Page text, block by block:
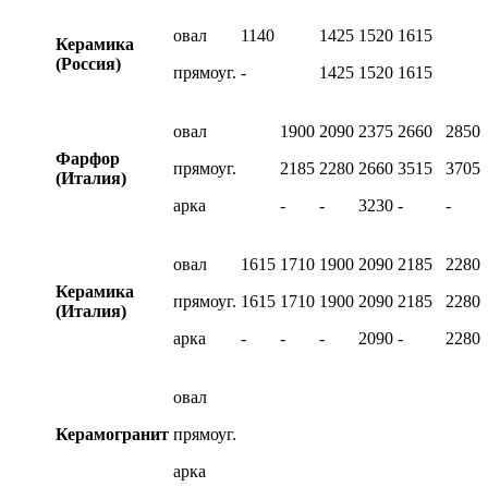
Керамика
(Россия)
овал
прямоуг.
1140
-
1425
1425
1520
1520
1615
1615
Фарфор
(Италия)
овал
прямоуг.
арка
1900
2185
-
2090
2280
-
2375
2660
3230
2660
3515
-
2850
3705
-
Керамика
(Италия)
овал
прямоуг.
арка
1615
1615
-
1710
1710
-
1900
1900
-
2090
2090
2090
2185
2185
-
2280
2280
2280
Керамогранит
овал
прямоуг.
арка